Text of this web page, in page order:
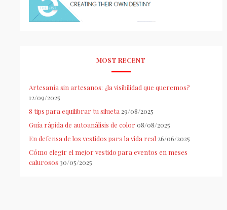
MOST RECENT
Artesanía sin artesanos: ¿la visibilidad que queremos?
12/09/2025
8 tips para equilibrar tu silueta 29/08/2025
Guía rápida de autoanálisis de color 08/08/2025
En defensa de los vestidos para la vida real 26/06/2025
Cómo elegir el mejor vestido para eventos en meses
calurosos 30/05/2025